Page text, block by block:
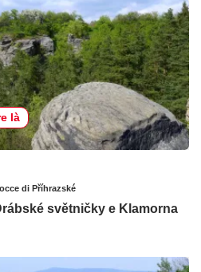
là
di Příhrazské
světničky e Klamorna